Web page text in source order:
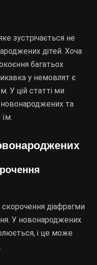
зустрічається не
дітей. Хоча
багатьох
у немовлят є
У цій статті ми
та
діафрагми
У новонароджених
і це може